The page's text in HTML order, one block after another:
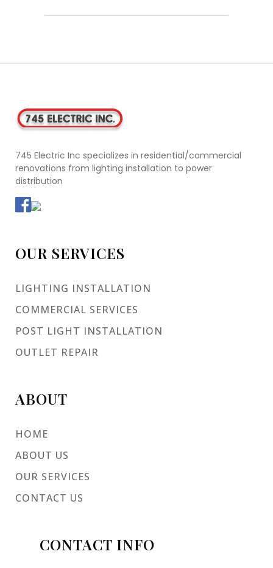
745 Electric Inc specializes in residential/commercial
renovations from lighting installation to power
distribution
OUR SERVICES
LIGHTING INSTALLATION
COMMERCIAL SERVICES
POST LIGHT INSTALLATION
OUTLET REPAIR
ABOUT
HOME
ABOUT US
OUR SERVICES
CONTACT US
CONTACT INFO